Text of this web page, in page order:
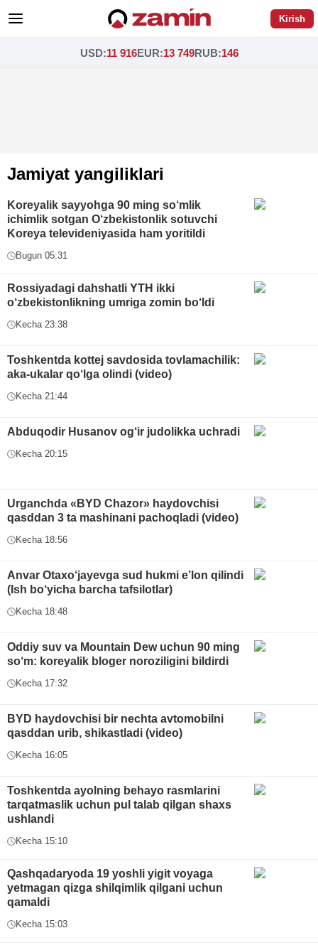
Kirish
USD:11 916EUR:13 749RUB:146
Jamiyat yangiliklari
Koreyalik sayyohga 90 ming so‘mlik
ichimlik sotgan O‘zbekistonlik sotuvchi
Koreya televideniyasida ham yoritildi
Bugun 05:31
Rossiyadagi dahshatli YTH ikki
o‘zbekistonlikning umriga zomin bo‘ldi
Kecha 23:38
Toshkentda kottej savdosida tovlamachilik:
aka-ukalar qo‘lga olindi (video)
Kecha 21:44
Abduqodir Husanov og‘ir judolikka uchradi
Kecha 20:15
Urganchda «BYD Chazor» haydovchisi
qasddan 3 ta mashinani pachoqladi (video)
Kecha 18:56
Anvar Otaxo‘jayevga sud hukmi e’lon qilindi
(Ish bo‘yicha barcha tafsilotlar)
Kecha 18:48
Oddiy suv va Mountain Dew uchun 90 ming
so‘m: koreyalik bloger noroziligini bildirdi
Kecha 17:32
BYD haydovchisi bir nechta avtomobilni
qasddan urib, shikastladi (video)
Kecha 16:05
Toshkentda ayolning behayo rasmlarini
tarqatmaslik uchun pul talab qilgan shaxs
ushlandi
Kecha 15:10
Qashqadaryoda 19 yoshli yigit voyaga
yetmagan qizga shilqimlik qilgani uchun
qamaldi
Kecha 15:03